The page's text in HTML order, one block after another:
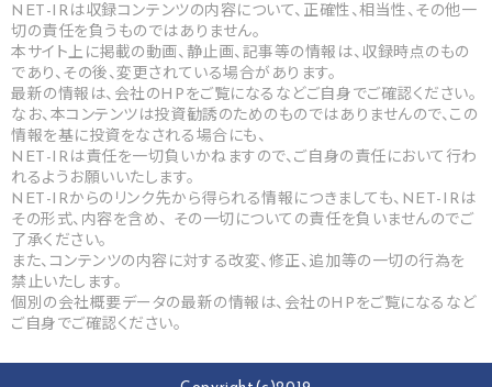
NET-IRは収録コンテンツの内容について、正確性、相当性、その他一
切の責任を負うものではありません。
本サイト上に掲載の動画、静止画、記事等の情報は、収録時点のもの
であり、その後、変更されている場合があります。
最新の情報は、会社のHPをご覧になるなどご自身でご確認ください。
なお、本コンテンツは投資勧誘のためのものではありませんので、この
情報を基に投資をなされる場合にも、
NET-IRは責任を一切負いかねますので、ご自身の責任において行わ
れるようお願いいたします。
NET-IRからのリンク先から得られる情報につきましても、NET-IRは
その形式、内容を含め、 その一切についての責任を負いませんのでご
了承ください。
また、コンテンツの内容に対する改変、修正、追加等の一切の行為を
禁止いたします。
個別の会社概要データの最新の情報は、会社のHPをご覧になるなど
ご自身でご確認ください。